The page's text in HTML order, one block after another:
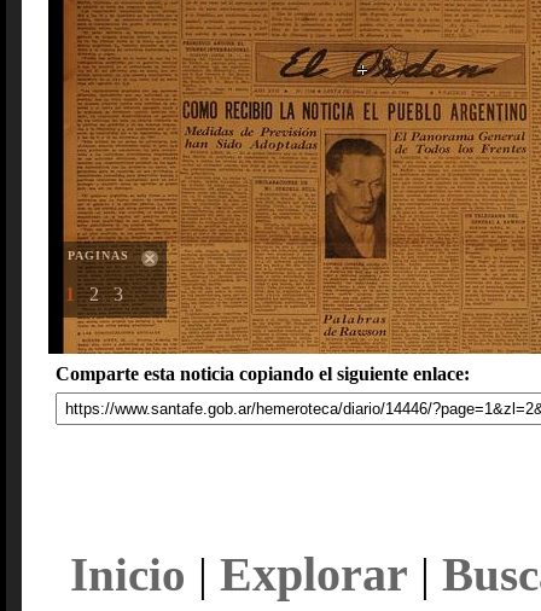
PAGINAS
1 2 3
Comparte esta noticia copiando el siguiente enlace:
Inicio | Explorar |